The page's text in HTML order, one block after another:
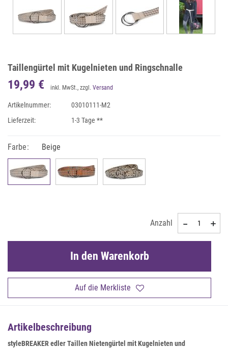
Taillengürtel mit Kugelnieten und Ringschnalle
19,99 € inkl. MwSt., zzgl. Versand
Artikelnummer:
03010111-M2
Lieferzeit:
1-3 Tage **
Farbe: Beige
Anzahl
Auf die Merkliste
In den Warenkorb
Artikelbeschreibung
styleBREAKER edler Taillen Nietengürtel mit Kugelnieten und